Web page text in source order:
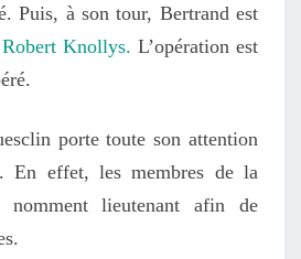
Puis, à son tour, Bertrand est
Robert Knollys. L’opération est
porte toute son attention
En effet, les membres de la
lieutenant afin de